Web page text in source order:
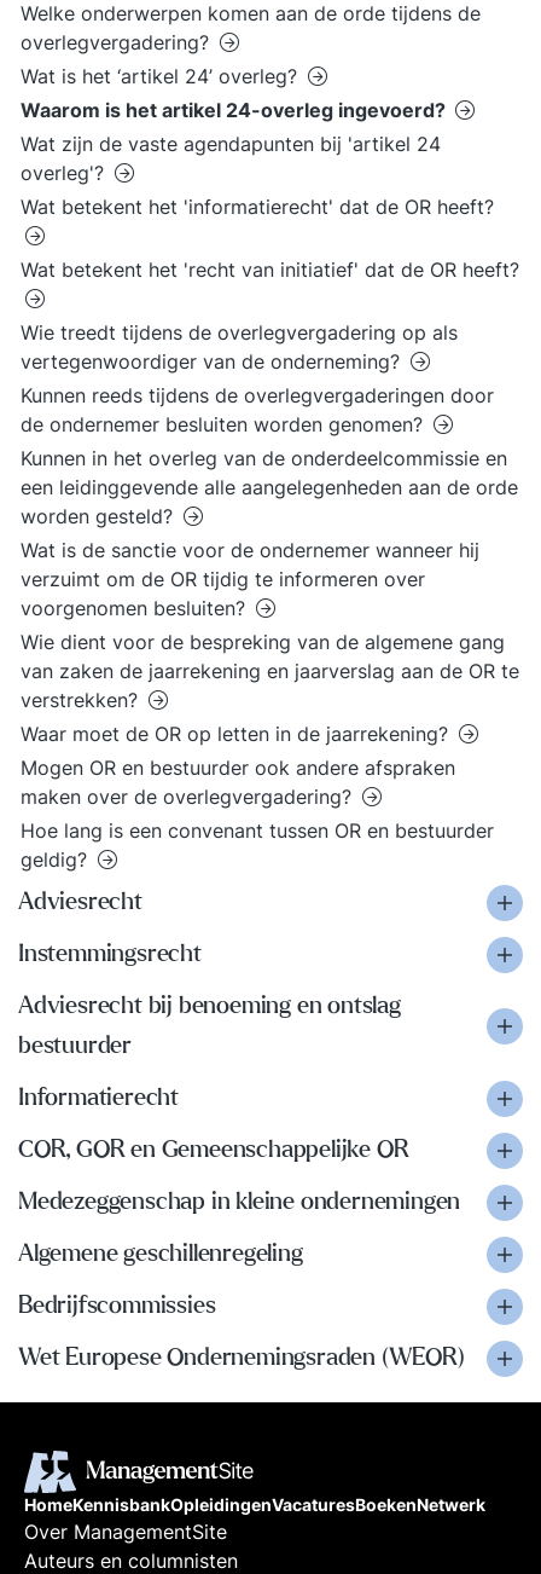
Welke onderwerpen komen aan de orde tijdens de
overlegvergadering?
Wat is het ‘artikel 24’ overleg?
Waarom is het artikel 24-overleg ingevoerd?
Wat zijn de vaste agendapunten bij 'artikel 24
overleg'?
Wat betekent het 'informatierecht' dat de OR heeft?
Wat betekent het 'recht van initiatief' dat de OR heeft?
Wie treedt tijdens de overlegvergadering op als
vertegenwoordiger van de onderneming?
Kunnen reeds tijdens de overlegvergaderingen door
de ondernemer besluiten worden genomen?
Kunnen in het overleg van de onderdeelcommissie en
een leidinggevende alle aangelegenheden aan de orde
worden gesteld?
Wat is de sanctie voor de ondernemer wanneer hij
verzuimt om de OR tijdig te informeren over
voorgenomen besluiten?
Wie dient voor de bespreking van de algemene gang
van zaken de jaarrekening en jaarverslag aan de OR te
verstrekken?
Waar moet de OR op letten in de jaarrekening?
Mogen OR en bestuurder ook andere afspraken
maken over de overlegvergadering?
Hoe lang is een convenant tussen OR en bestuurder
geldig?
Adviesrecht
Instemmingsrecht
Adviesrecht bij benoeming en ontslag
bestuurder
Informatierecht
COR, GOR en Gemeenschappelijke OR
Medezeggenschap in kleine ondernemingen
Algemene geschillenregeling
Bedrijfscommissies
Wet Europese Ondernemingsraden (WEOR)
HomeKennisbankOpleidingenVacaturesBoekenNetwerk
Over ManagementSite
Auteurs en columnisten